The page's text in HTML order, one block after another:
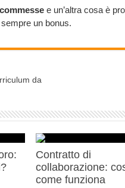
commessee un’altra cosa è
un bonus.
da
Contratto di
collaborazione:
come funziona